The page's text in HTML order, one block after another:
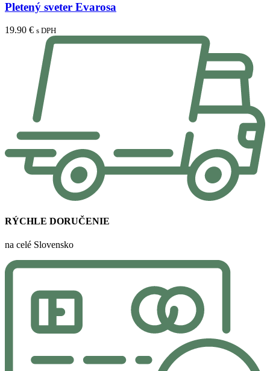
Pletený sveter Evarosa
19.90 € s DPH
RÝCHLE DORUČENIE
na celé Slovensko